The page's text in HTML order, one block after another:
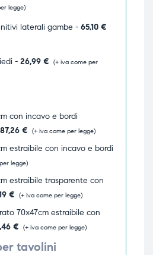
legge)
laterali gambe - 65,10 €
- 26,99 € (+ iva come per
con incavo e bordi
87,26 € (+ iva come per legge)
estraibile con incavo e bordi
legge)
estraibile trasparente con
€ (+ iva come per legge)
70x47cm estraibile con
€ (+ iva come per legge)
tavolini